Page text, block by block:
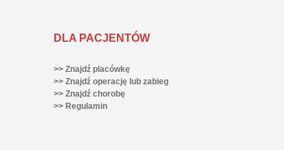
DLA PACJENTÓW
>> Znajdź placówkę
>> Znajdź operację lub zabieg
>> Znajdź chorobę
>> Regulamin